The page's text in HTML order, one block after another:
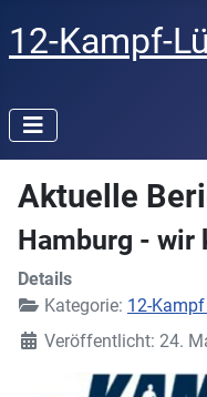
12-Kampf-
Aktuelle
Hamburg - wir
Details
Kategorie: 12-
Veröffentlicht: 24.